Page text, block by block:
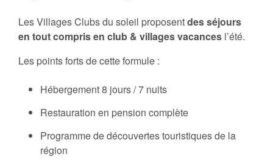
Les Villages Clubs du soleil proposentdes séjours
en tout compris en club & villages vacances l’été.
Les points forts de cette formule :
Hébergement 8 jours / 7 nuits
Restauration en pension complète
Programme de découvertes touristiques de la
région